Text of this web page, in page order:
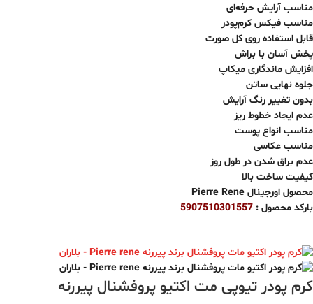
مناسب آرایش حرفه‌ای
مناسب فیکس کرم‌پودر
قابل استفاده روی کل صورت
پخش آسان با براش
افزایش ماندگاری میکاپ
جلوه نهایی ساتن
بدون تغییر رنگ آرایش
عدم ایجاد خطوط ریز
مناسب انواع پوست
مناسب عکاسی
عدم براق شدن در طول روز
کیفیت ساخت بالا
محصول اورجینال Pierre Rene
بارکد محصول : 5907510301557
کرم پودر تیوپی مت اکتیو پروفشنال پیررنه